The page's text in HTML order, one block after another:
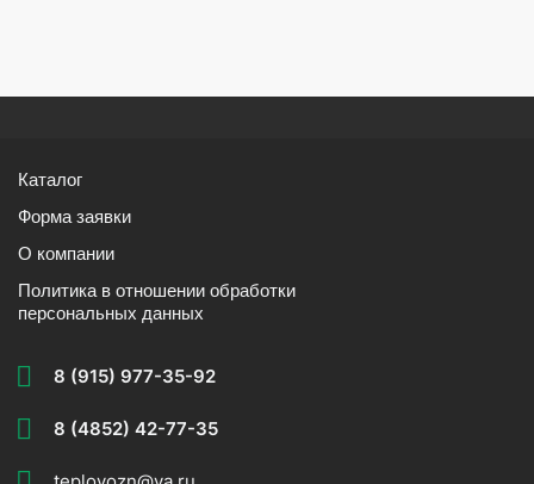
Каталог
Форма заявки
О компании
Политика в отношении обработки
персональных данных
8 (915) 977-35-92
8 (4852) 42-77-35